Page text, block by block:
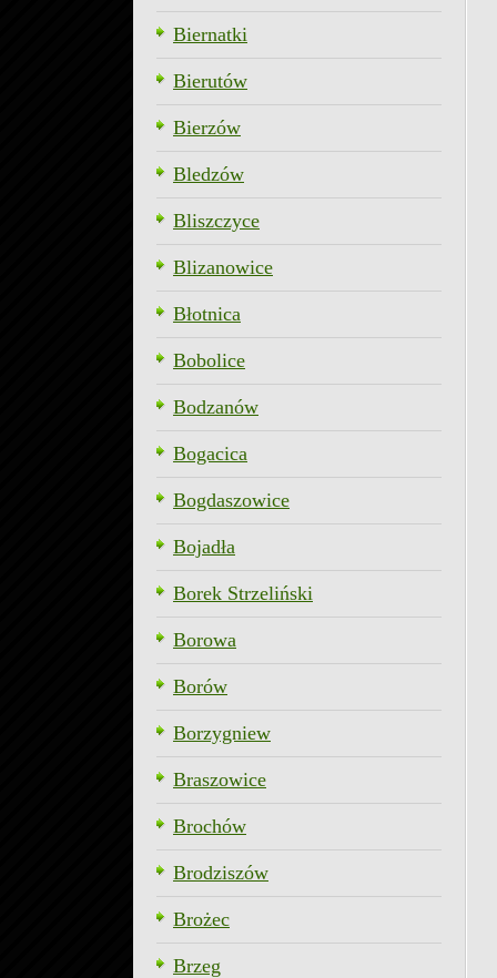
Biernatki
Bierutów
Bierzów
Bledzów
Bliszczyce
Blizanowice
Błotnica
Bobolice
Bodzanów
Bogacica
Bogdaszowice
Bojadła
Borek Strzeliński
Borowa
Borów
Borzygniew
Braszowice
Brochów
Brodziszów
Brożec
Brzeg